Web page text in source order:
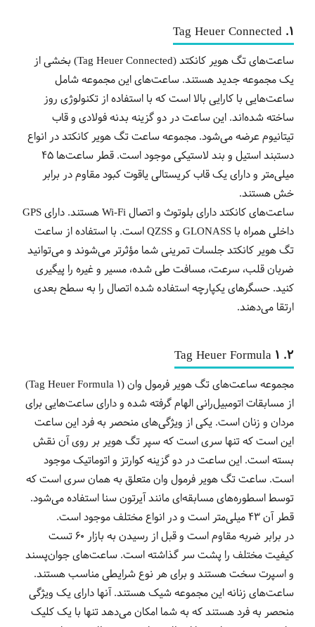
1. Tag Heuer Connected
ساعت‌های تگ هویر کانکتد (Tag Heuer Connected) بخشی از
یک مجموعه جدید هستند. ساعت‌های این مجموعه شامل
ساعت‌هایی با کارایی بالا است که با استفاده از تکنولوژی روز
ساخته شده‌اند. این ساعت در دو گزینه بدنه فولادی و قاب
تیتانیوم عرضه می‌شود. مجموعه ساعت‌ تگ هویر کانکتد در انواع
دستبند استیل و بند لاستیکی موجود است. قطر ساعت‌ها 45
میلی‌متر و دارای یک قاب کریستالی یاقوت کبود مقاوم در برابر
خش هستند.
ساعت‌های کانکتد دارای بلوتوث و اتصال Wi-Fi هستند. دارای GPS
داخلی همراه با GLONASS و QZSS است. با استفاده از ساعت‌
تگ هویر کانکتد جلسات تمرینی شما مؤثرتر می‌شوند و می‌توانید
ضربان قلب، سرعت، مسافت طی شده، مسیر و غیره را پیگیری
کنید. حسگرهای یکپارچه استفاده شده اتصال را به سطح بعدی
ارتقا می‌دهند.
2. Tag Heuer Formula 1
مجموعه ساعت‌های تگ هویر فرمول وان (Tag Heuer Formula 1)
از مسابقات اتومبیل‌رانی الهام گرفته شده و دارای ساعت‌هایی برای
مردان و زنان است. یکی از ویژگی‌های منحصر به فرد این ساعت
این است که تنها سری است که سپر تگ هویر بر روی آن نقش
بسته است. این ساعت در دو گزینه کوارتز و اتوماتیک موجود
است. ساعت‌ تگ هویر فرمول وان متعلق به همان سری است که
توسط اسطوره‌های مسابقه‌ای مانند آیرتون سنا استفاده می‌شود.
قطر آن 43 میلی‌متر است و در انواع مختلف موجود است.
در برابر ضربه مقاوم است و قبل از رسیدن به بازار 60 تست
کیفیت مختلف را پشت سر گذاشته است. ساعت‌های جوان‌پسند
و اسپرت سخت هستند و برای هر نوع شرایطی مناسب هستند.
ساعت‌های زنانه این مجموعه شیک هستند. آنها دارای یک ویژگی
منحصر به فرد هستند که به شما امکان می‌دهد تنها با یک کلیک